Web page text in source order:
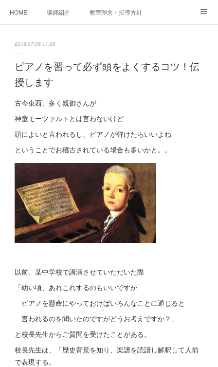
HOME 講師紹介 教室理念・指導方針
ご相談・体験レッスンお申し込み
2018.07.06 11:00
ピアノを習って必ず頭をよくするコツ！伝
授します
古今東西、多く親御さんが
神童モーツァルトとは言わないけど
頭によいと言われるし、ピアノが弾けたらいいよね
ということでお稽古されている場合も多いかと。。
以前、某中学校で講演させていただいた際
「幼い頃、あれこれするのもいいですが
ピアノを懸命にやっておけばいろんなことに通じると
言われるのを聞いたのですがどうお考えですか？」
と校長先生からご質問を受けたことがある。
校長先生は、「歴史背景を知り、楽譜を読譜し解釈して人前
で表現する。